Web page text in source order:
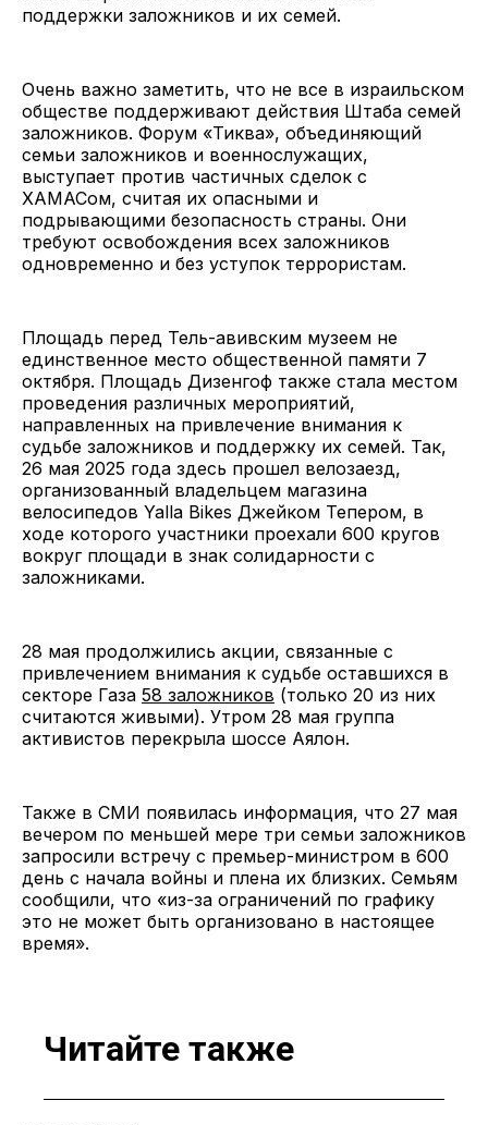
поддержки заложников и их семей.
Очень важно заметить, что не все в израильском
обществе поддерживают действия Штаба семей
заложников. Форум «Тиква», объединяющий
семьи заложников и военнослужащих,
выступает против частичных сделок с
ХАМАСом, считая их опасными и
подрывающими безопасность страны. Они
требуют освобождения всех заложников
одновременно и без уступок террористам.
Площадь перед Тель-авивским музеем не
единственное место общественной памяти 7
октября. Площадь Дизенгоф также стала местом
проведения различных мероприятий,
направленных на привлечение внимания к
судьбе заложников и поддержку их семей. Так,
26 мая 2025 года здесь прошел велозаезд,
организованный владельцем магазина
велосипедов Yalla Bikes Джейком Тепером, в
ходе которого участники проехали 600 кругов
вокруг площади в знак солидарности с
заложниками.
28 мая продолжились акции, связанные с
привлечением внимания к судьбе оставшихся в
секторе Газа 58 заложников (только 20 из них
считаются живыми). Утром 28 мая группа
активистов перекрыла шоссе Аялон.
Также в СМИ появилась информация, что 27 мая
вечером по меньшей мере три семьи заложников
запросили встречу с премьер-министром в 600
день с начала войны и плена их близких. Семьям
сообщили, что «из-за ограничений по графику
это не может быть организовано в настоящее
время».
Читайте также